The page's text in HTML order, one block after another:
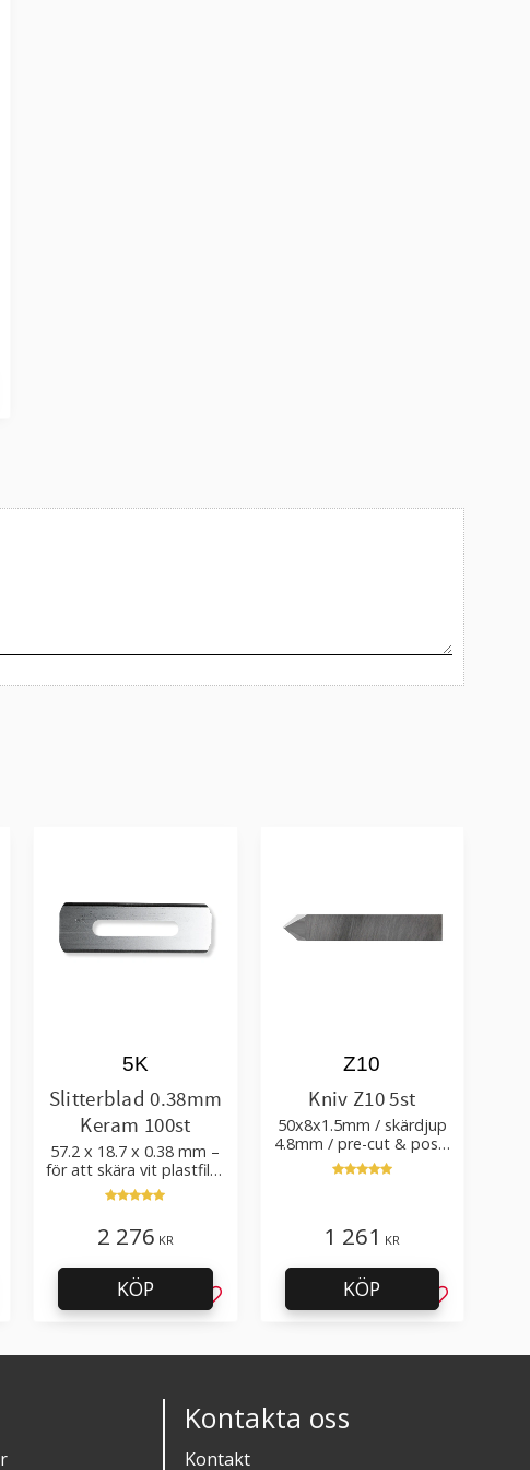
till i favoriter
till i favoriter
Slitterblad 0.38mm
Keram 100st
57.2 x 18.7 x 0.38 mm –
för att skära vit plastfilm
med tillsatser
5K
2 276 KR
Lägg till i favoriter
KÖP
Kniv Z10 5st
50x8x1.5mm / skärdjup
4.8mm / pre-cut & post-
cut 0.84xTm / skärvinkel
50°
Z10
1 261 KR
Lägg till i
KÖP
Kontakta oss
Kontakt